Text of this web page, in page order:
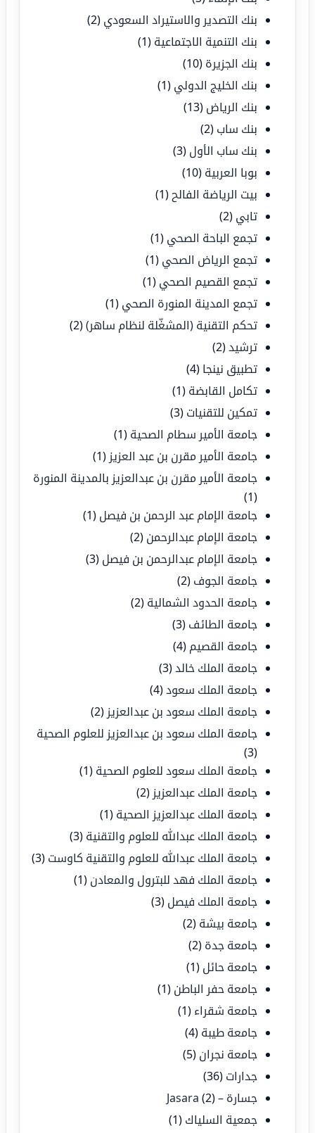
بنك التصدير والاستيراد السعودي (2)
بنك التنمية الاجتماعية (1)
بنك الجزيرة (10)
بنك الخليج الدولي (1)
بنك الرياض (13)
بنك ساب (2)
بنك ساب الأول (3)
بوبا العربية (10)
بيت الرياضة الفالح (1)
تابي (2)
تجمع الباحة الصحي (1)
تجمع الرياض الصحي (1)
تجمع القصيم الصحي (1)
تجمع المدينة المنورة الصحي (1)
تحكم التقنية (المشغّلة لنظام ساهر)(2)
ترشيد(2)
تطبيق نينجا (4)
تكامل القابضة (1)
تمكين للتقنيات (3)
جامعة الأمير سطام الصحية (1)
جامعة الأمير مقرن بن عبد العزيز (1)
جامعة الأمير مقرن بن عبدالعزيز بالمدينة المنورة
(1)
جامعة الإمام عبد الرحمن بن فيصل (1)
جامعة الإمام عبدالرحمن (2)
جامعة الإمام عبدالرحمن بن فيصل (3)
جامعة الجوف (2)
جامعة الحدود الشمالية (2)
جامعة الطائف (3)
جامعة القصيم (4)
جامعة الملك خالد(3)
جامعة الملك سعود(4)
جامعة الملك سعود بن عبدالعزيز (2)
جامعة الملك سعود بن عبدالعزيز للعلوم الصحية
(3)
جامعة الملك سعود للعلوم الصحية (1)
جامعة الملك عبدالعزيز (2)
جامعة الملك عبدالعزيز الصحية (1)
جامعة الملك عبدالله للعلوم والتقنية (3)
جامعة الملك عبدالله للعلوم والتقنية كاوست (3)
جامعة الملك فهد للبترول والمعادن (1)
جامعة الملك فيصل (3)
جامعة بيشة (2)
جامعة جدة (2)
جامعة حائل (1)
جامعة حفر الباطن (1)
جامعة شقراء (1)
جامعة طيبة (4)
جامعة نجران (5)
جدارات (36)
جسارة – Jasara(2)
جمعية السلياك (1)